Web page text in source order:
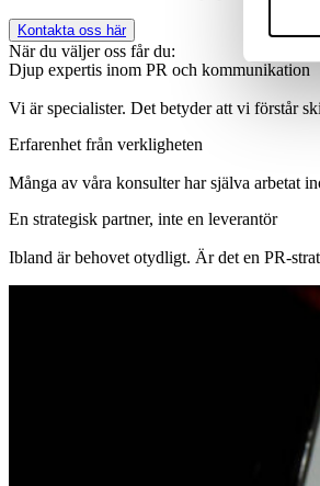
Kontakta oss här
När du väljer oss får du:
Djup expertis inom PR och kommunikation
Vi är specialister. Det betyder att vi förstår
Erfarenhet från verkligheten
Många av våra konsulter har själva arbetat
En strategisk partner, inte en leverantör
Ibland är behovet otydligt. Är det en PR-